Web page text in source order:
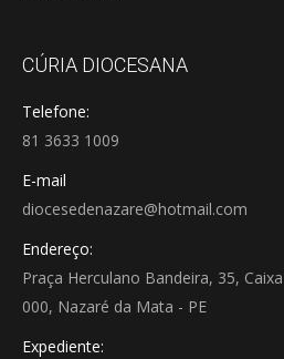
CÚRIA DIOCESANA
Telefone:
81 3633 1009
E-mail
diocesedenazare@hotmail.com
Endereço:
Praça Herculano Bandeira, 35,
000, Nazaré da Mata - PE
Expediente: